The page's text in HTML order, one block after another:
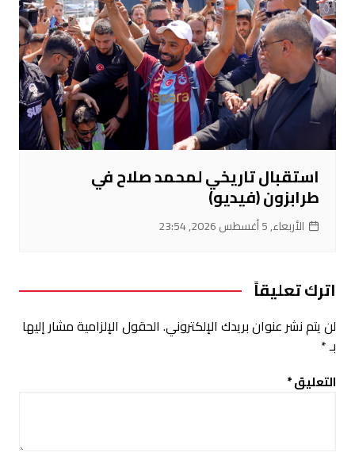
استقبال تاريخي لمحمد صلاح في
طرابزون (فيديو)
الأربعاء, 5 أغسطس 2026, 23:54
اترك تعليقاً
لن يتم نشر عنوان بريدك الإلكتروني. الحقول الإلزامية مشار إليها
بـ*
التعليق*